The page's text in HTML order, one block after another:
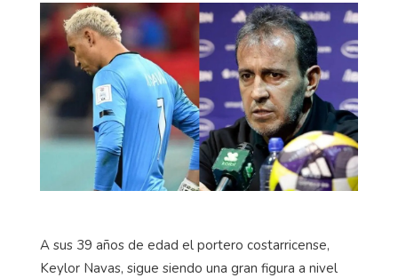
A sus 39 años de edad el portero costarricense,
Keylor Navas, sigue siendo una gran figura a nivel